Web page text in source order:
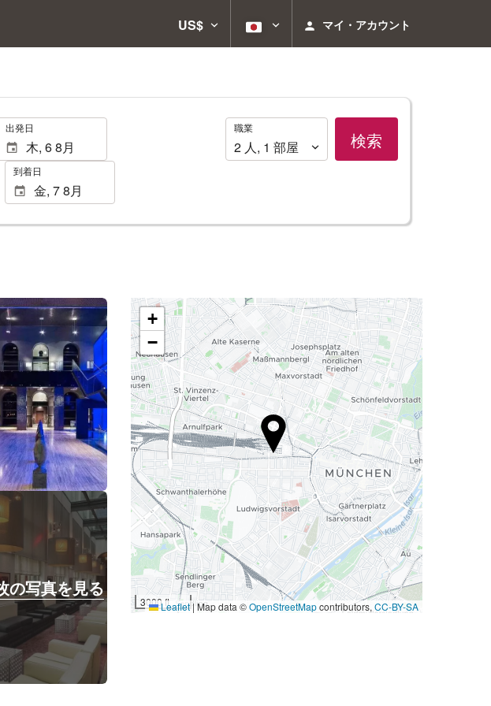
US$ マイ・アカウント
出発日
到着日
職
業
職業
2 人, 1 部屋 検索
の写真を見る
枚の写真を見る
+
−
3000 ftLeaflet | Map data ©OpenStreetMapcontributors, CC-BY-SA